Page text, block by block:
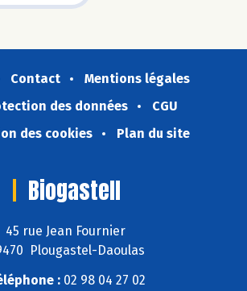
Contact
Mentions légales
des données
CGU
des cookies
Plan du site
Biogastell
45 rue Jean Fournier
Plougastel-Daoulas
:02 98 04 27 02